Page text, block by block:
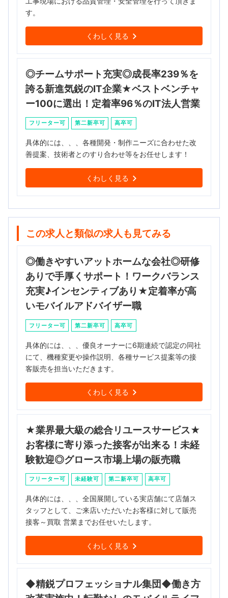
す。
くわしく見る
◎チームサポート充実◎成長率239％を
誇る新進気鋭のIT企業★ベストベンチャ
ー100に選出！定着率96％のIT法人営業
フリーター可 第二新卒可 高卒可
具体的には、、、各種開発・制作ニーズに合わせた改
善提案、技術者とのすり合わせ等をお任せします！
くわしく見る
この求人と類似の求人も見てみる
◎働きやすいアットホームな会社◎研修
ありで手厚くサポート！ワークバランス
充実♪インセンティブあり★定着率が高
いモバイルアドバイザー職
フリーター可 第二新卒可 高卒可
具体的には、、、優良オーナーに6期連続で認定の同社
にて、機種変更や操作説明、各種サービス提案等の接
客販売を担当いただきます。
くわしく見る
★業界最大級の総合リユースサービス★
お客様に寄り添った接客が出来る！未経
験歓迎◎グロース市場上場の販売職
フリーター可 未経験可 第二新卒可 高卒可
具体的には、、、全国展開している実店舗にて店舗ス
タッフとして、ご来店いただいたお客様に対して販売
接客～買取 営業までお任せいたします。
くわしく見る
◆精鋭プロフェッショナル集団◆働き方